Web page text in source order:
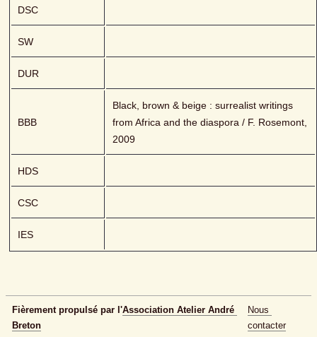
DSC
SW
DUR
BBB
Black, brown & beige : surrealist writings
from Africa and the diaspora / F. Rosemont,
2009
HDS
CSC
IES
Fièrement propulsé par l'Association Atelier André
Breton
Nous
contacter